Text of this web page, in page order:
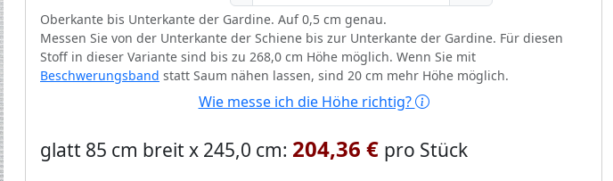
Oberkante bis Unterkante der Gardine. Auf 0,5 cm genau.
Messen Sie von der Unterkante der Schiene bis zur Unterkante der Gardine. Für diesen
Stoff in dieser Variante sind bis zu 268,0 cm Höhe möglich. Wenn Sie mit
Beschwerungsband statt Saum nähen lassen, sind 20 cm mehr Höhe möglich.
Wie messe ich die Höhe richtig?
glatt 85 cm breit x 245,0 cm: 204,36 € pro Stück